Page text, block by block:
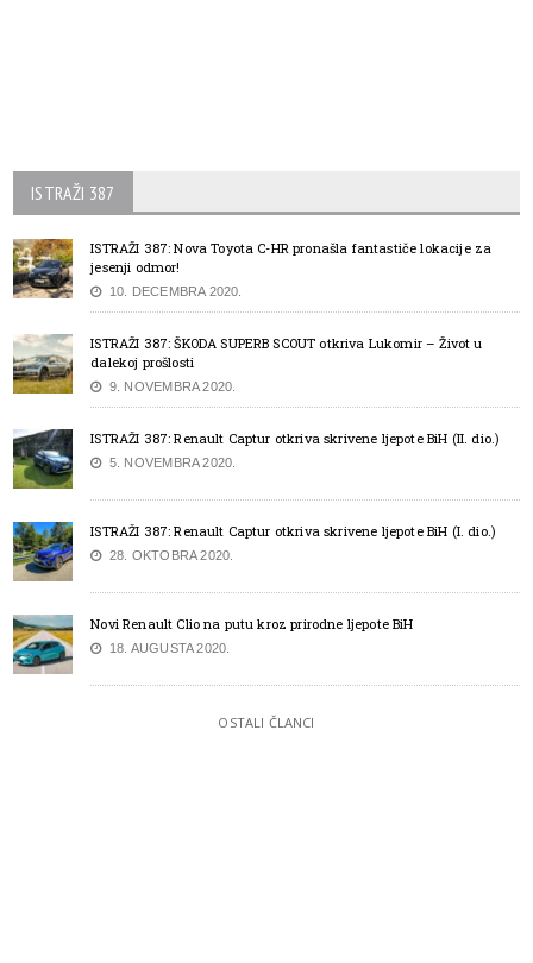
ISTRAŽI 387
ISTRAŽI 387: Nova Toyota C-HR pronašla fantastiče lokacije za
jesenji odmor!
10. DECEMBRA 2020.
ISTRAŽI 387: ŠKODA SUPERB SCOUT otkriva Lukomir – Život u
dalekoj prošlosti
9. NOVEMBRA 2020.
ISTRAŽI 387: Renault Captur otkriva skrivene ljepote BiH (II. dio.)
5. NOVEMBRA 2020.
ISTRAŽI 387: Renault Captur otkriva skrivene ljepote BiH (I. dio.)
28. OKTOBRA 2020.
Novi Renault Clio na putu kroz prirodne ljepote BiH
18. AUGUSTA 2020.
OSTALI ČLANCI